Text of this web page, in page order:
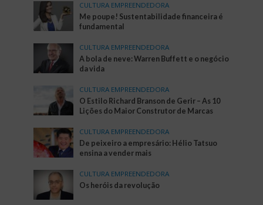
CULTURA EMPREENDEDORA
Me poupe! Sustentabilidade financeira é
fundamental
CULTURA EMPREENDEDORA
A bola de neve: Warren Buffett e o negócio
da vida
CULTURA EMPREENDEDORA
O Estilo Richard Branson de Gerir – As 10
Lições do Maior Construtor de Marcas
CULTURA EMPREENDEDORA
De peixeiro a empresário: Hélio Tatsuo
ensina a vender mais
CULTURA EMPREENDEDORA
Os heróis da revolução